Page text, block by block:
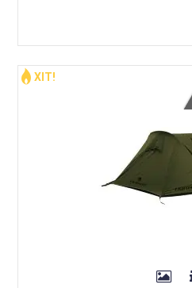
ХІТ!